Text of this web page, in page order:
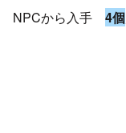
NPCから入手 4個